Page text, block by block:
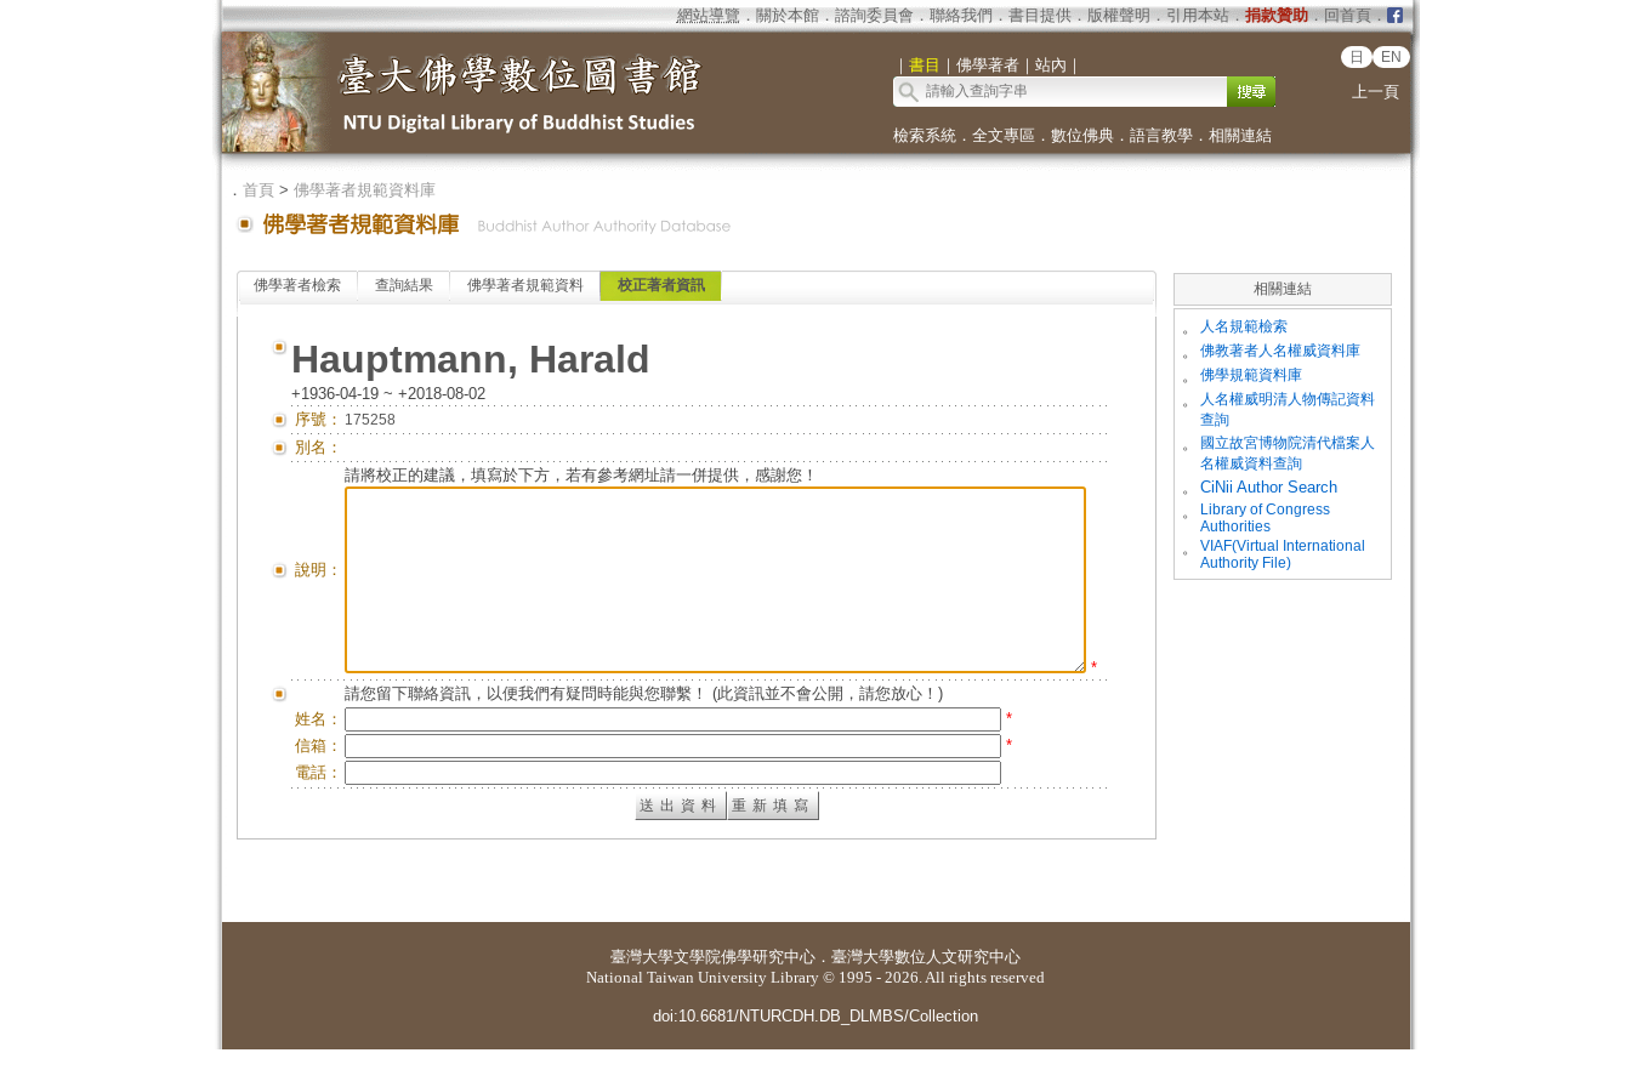
網站導覽 ． 關於本館． 諮詢委員會． 聯絡我們 ． 書目提供． 版權聲明 ． 引用本站． 捐款贊助．回首頁．
｜ 書目 ｜ 佛學著者｜ 站內 ｜ 日 EN
上一頁
檢索系統． 全文專區 ． 數位佛典． 語言教學． 相關連結
． 首頁> 佛學著者規範資料庫
佛學著者檢索 查詢結果 佛學著者規範資料 校正著者資訊
Hauptmann, Harald
+1936-04-19 ~ +2018-08-02
序號： 175258
別名：
說明：
請將校正的建議，填寫於下方，若有參考網址請一併提供，感謝您！
*
請您留下聯絡資訊，以便我們有疑問時能與您聯繫！ (此資訊並不會公開，請您放心！)
姓名：
*
信箱：
*
電話：
相關連結
。 人名規範檢索
。 佛教著者人名權威資料庫
。 佛學規範資料庫
。
人名權威明清人物傳記資料
查詢
。
國立故宮博物院清代檔案人
名權威資料查詢
。
CiNii Author Search
。
Library of Congress
Authorities
。
VIAF(Virtual International
Authority File)
臺灣大學文學院佛學研究中心 ． 臺灣大學數位人文研究中心
National Taiwan University Library © 1995 - 2026. All rights reserved
doi:10.6681/NTURCDH.DB_DLMBS/Collection